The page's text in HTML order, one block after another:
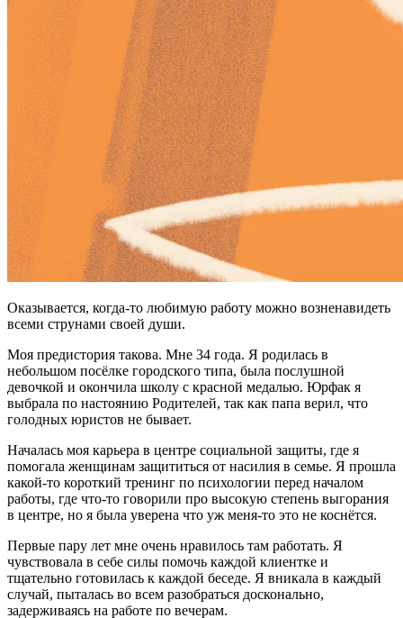
Оказывается, когда-то любимую работу можно возненавидеть
всеми струнами своей души.
Моя предистория такова. Мне 34 года. Я родилась в
небольшом посёлке городского типа, была послушной
девочкой и окончила школу с красной медалью. Юрфак я
выбрала по настоянию Родителей, так как папа верил, что
голодных юристов не бывает.
Началась моя карьера в центре социальной защиты, где я
помогала женщинам защититься от насилия в семье. Я прошла
какой-то короткий тренинг по психологии перед началом
работы, где что-то говорили про высокую степень выгорания
в центре, но я была уверена что уж меня-то это не коснётся.
Первые пару лет мне очень нравилось там работать. Я
чувствовала в себе силы помочь каждой клиентке и
тщательно готовилась к каждой беседе. Я вникала в каждый
случай, пыталась во всем разобраться досконально,
задерживаясь на работе по вечерам.